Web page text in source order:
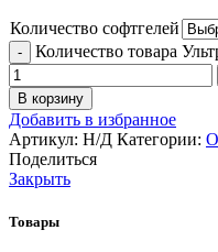
Количество софтгелей
Количество товара
В корзину
Добавить в избранное
Артикул: Н/Д Категории:
Поделиться
Закрыть
Товары